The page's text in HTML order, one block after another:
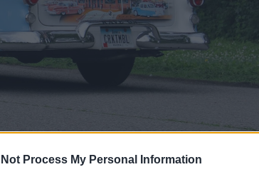
Not Process My Personal Information